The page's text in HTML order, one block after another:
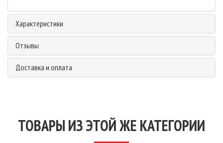
Характеристики
Отзывы
Доставка и оплата
ТОВАРЫ ИЗ ЭТОЙ ЖЕ КАТЕГОРИИ